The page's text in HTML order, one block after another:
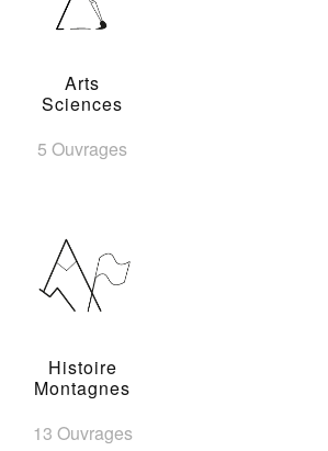
Arts
Sciences
5 Ouvrages
Histoire
Montagnes
13 Ouvrages